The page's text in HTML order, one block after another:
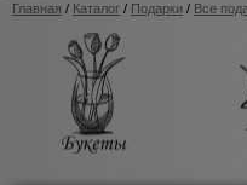
Главная / Каталог / Подарки / Все